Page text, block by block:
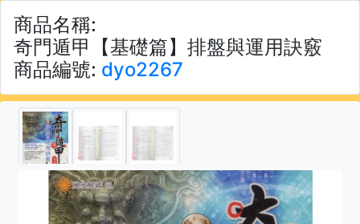
商品名稱:
奇門遁甲【基礎篇】排盤與運用訣竅
商品編號: dyo2267